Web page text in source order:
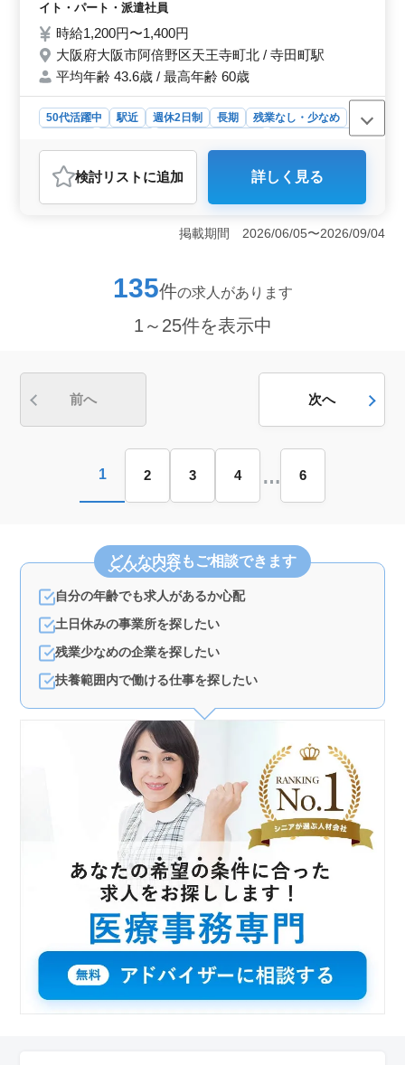
イト・パート・派遣社員
時給1,200円〜1,400円
大阪府大阪市阿倍野区天王寺町北 / 寺田町駅
平均年齢 43.6歳 / 最高年齢 60歳
50代活躍中 駅近 週休2日制 長期
残業なし・少なめ
医療事務・受付
おすすめポイント
＜駅近で通いやすい＞ 寺田町駅から徒歩圏内で通勤し
やすく、交通費支給もあるため通勤負担を抑えられる環
境です。完全週休2日制で予定も立てやすく働けま
す。 ＜調剤事務経験を発揮できる＞ 受付、会計、
ます。これまでのレセプト経験や事務スキルを活かして
活躍できます。 ＜残業なしで働きやすい＞ 残業な
います。経験を活かしながら安心して長く働ける環境で
検討リスト に追加 詳しく見る
掲載期間 2026/06/05〜2026/09/04
135件の求人があります
1～25件を表示中
前へ 次へ
1 2 3 4 … 6
どんな内容もご相談できます
自分の年齢でも求人があるか心配
土日休みの事業所を探したい
残業少なめの企業を探したい
扶養範囲内で働ける仕事を探したい